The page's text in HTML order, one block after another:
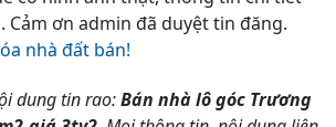
Cảm ơn admin đã duyệt tin đăng.
nhà đất bán!
dung tin rao:Bán nhà lô góc Trương